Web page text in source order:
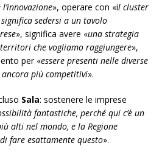
», operare con «il cluster
sedersi a un tavolo
», significa avere «una strategia
che vogliamo raggiungere»,
per «essere presenti nelle diverse
ancora più competitivi».
Sala: sostenere le imprese
fantastiche, perché qui c’è un
alti nel mondo, e la Regione
fare esattamente questo».